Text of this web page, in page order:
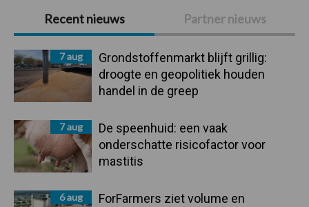
Primaire
Sidebar
Recent nieuws Partner nieuws
7 aug
Grondstoffenmarkt blijft grillig:
droogte en geopolitiek houden
handel in de greep
7 aug
De speenhuid: een vaak
onderschatte risicofactor voor
mastitis
6 aug
ForFarmers ziet volume en